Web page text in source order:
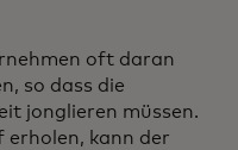
oft daran
so dass die
jonglieren müssen.
erholen, kann der